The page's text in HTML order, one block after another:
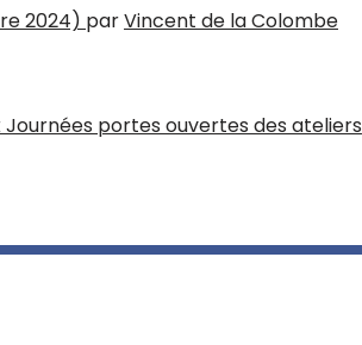
2024) parVincent de la Colombe
portes ouvertes des ateliers